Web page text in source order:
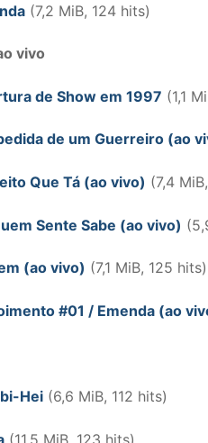
(7,2 MiB, 124 hits)
vivo
de Show em 1997 (1,1
de um Guerreiro (ao
Que Tá (ao vivo) (7,4
Sente Sabe (ao vivo)
(ao vivo) (7,1 MiB, 125 hits)
#01 / Emenda (ao
Hei (6,6 MiB, 112 hits)
(11,5 MiB, 123 hits)